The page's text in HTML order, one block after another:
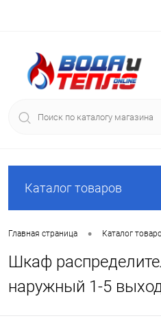
Каталог товаров
Главная страница • Каталог
Шкаф
наружный 1-5